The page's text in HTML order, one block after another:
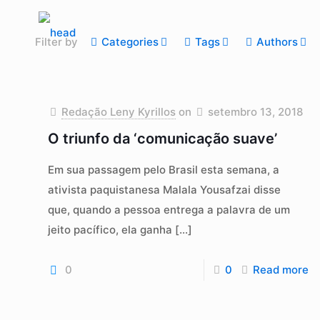
Filter by Categories Tags Authors
Redação Leny Kyrillos on setembro 13, 2018
O triunfo da ‘comunicação suave’
Em sua passagem pelo Brasil esta semana, a
ativista paquistanesa Malala Yousafzai disse
que, quando a pessoa entrega a palavra de um
jeito pacífico, ela ganha […]
0 0 Read more